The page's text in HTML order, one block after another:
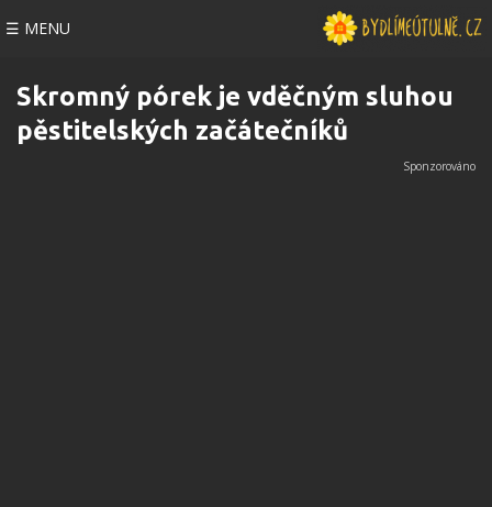
☰ MENU
Skromný pórek je vděčným sluhou
pěstitelských začátečníků